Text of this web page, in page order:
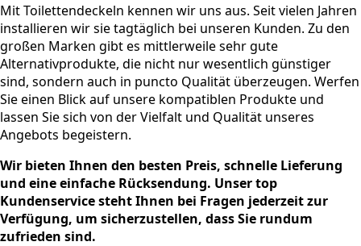
Mit Toilettendeckeln kennen wir uns aus. Seit vielen Jahren
installieren wir sie tagtäglich bei unseren Kunden. Zu den
großen Marken gibt es mittlerweile sehr gute
Alternativprodukte, die nicht nur wesentlich günstiger
sind, sondern auch in puncto Qualität überzeugen. Werfen
Sie einen Blick auf unsere kompatiblen Produkte und
lassen Sie sich von der Vielfalt und Qualität unseres
Angebots begeistern.
Wir bieten Ihnen den besten Preis, schnelle Lieferung
und eine einfache Rücksendung. Unser top
Kundenservice steht Ihnen bei Fragen jederzeit zur
Verfügung, um sicherzustellen, dass Sie rundum
zufrieden sind.